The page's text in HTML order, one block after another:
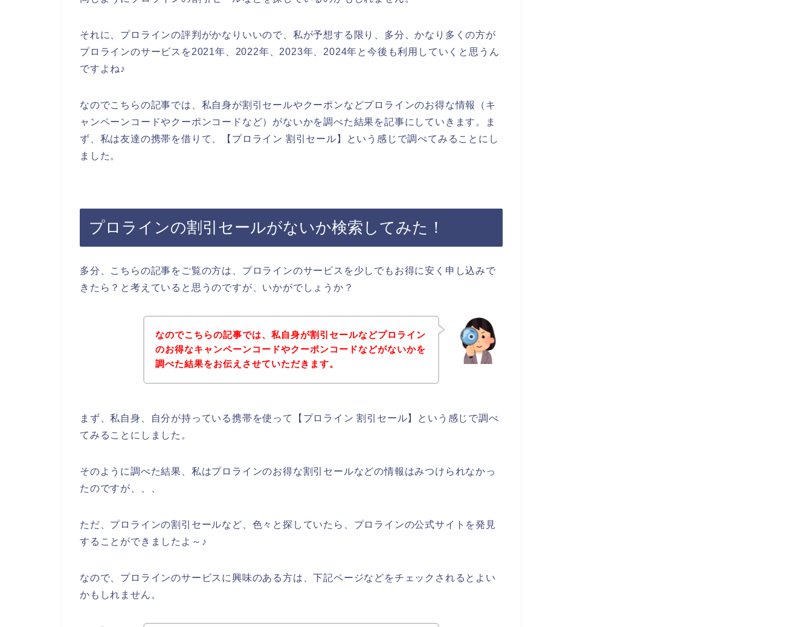
それに、プロラインの評判がかなりいいので、私が予想する限り、多分、かなり多くの方が
プロラインのサービスを2021年、2022年、2023年、2024年と今後も利用していくと思うん
ですよね♪
なのでこちらの記事では、私自身が割引セールやクーポンなどプロラインのお得な情報（キ
ャンペーンコードやクーポンコードなど）がないかを調べた結果を記事にしていきます。ま
ず、私は友達の携帯を借りて、【プロライン 割引セール】という感じで調べてみることにし
ました。
プロラインの割引セールがないか検索してみた！
多分、こちらの記事をご覧の方は、プロラインのサービスを少しでもお得に安く申し込みで
きたら？と考えていると思うのですが、いかがでしょうか？
なのでこちらの記事では、私自身が割引セールなどプロライン
のお得なキャンペーンコードやクーポンコードなどがないかを
調べた結果をお伝えさせていただきます。
まず、私自身、自分が持っている携帯を使って【プロライン 割引セール】という感じで調べ
てみることにしました。
そのように調べた結果、私はプロラインのお得な割引セールなどの情報はみつけられなかっ
たのですが、、、
ただ、プロラインの割引セールなど、色々と探していたら、プロラインの公式サイトを発見
することができましたよ～♪
なので、プロラインのサービスに興味のある方は、下記ページなどをチェックされるとよい
かもしれません。